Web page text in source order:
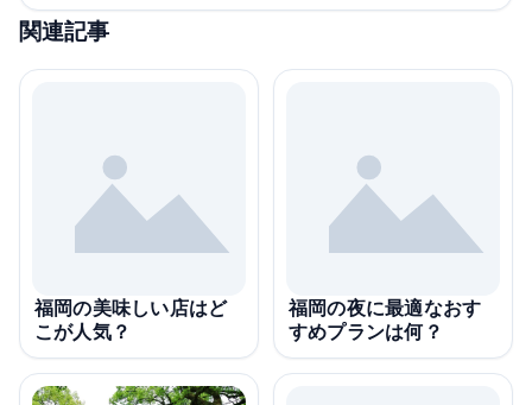
関連記事
福岡の美味しい店はど
こが人気？
福岡の夜に最適なおす
すめプランは何？